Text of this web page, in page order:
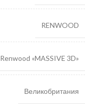
RENWOOD
Renwood «MASSIVE 3D»
Великобритания